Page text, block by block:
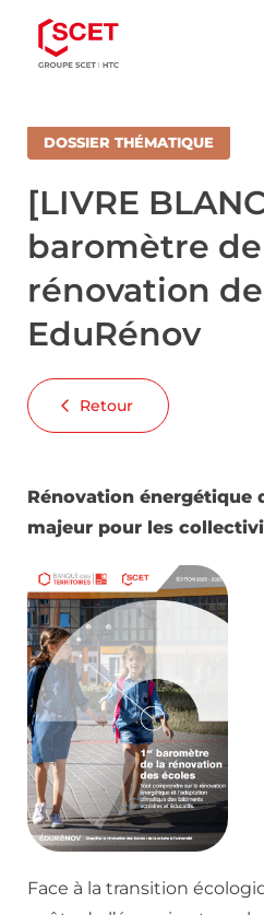
DOSSIER THÉMATIQUE
[LIVRE
baromètre
rénovation
EduRénov
Retour
Rénovation énergétique
majeur pour les
Face à la transition